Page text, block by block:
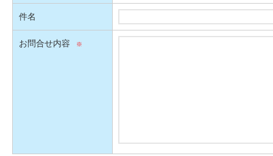
件名
お問合せ内容